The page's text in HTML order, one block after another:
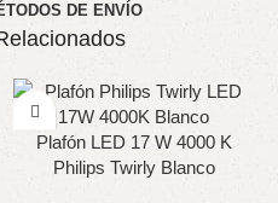
DE ENVÍO
Plafón LED 17 W 4000 K
Philips Twirly Blanco